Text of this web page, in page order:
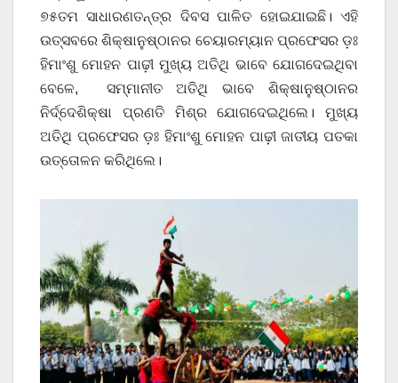
୭୫ତମ ସାଧାରଣତନ୍ତ୍ର ଦିବସ ପାଳିତ ହୋଇଯାଇଛି। ଏହି
ଉତ୍ସବରେ ଶିକ୍ଷାନୁଷ୍ଠାନର ଚେୟାରମ୍ୟାନ ପ୍ରଫେସର ଡ଼ଃ
ହିମାଂଶୁ ମୋହନ ପାଢ଼ୀ ମୁଖ୍ୟ ଅତିଥି ଭାବେ ଯୋଗଦେଇଥିବା
ବେଳେ, ସମ୍ମାନୀତ ଅତିଥି ଭାବେ ଶିକ୍ଷାନୁଷ୍ଠାନର
ନିର୍ଦ୍ଦେଶିକ୍ଷା ପ୍ରଣତି ମିଶ୍ର ଯୋଗଦେଇଥିଲେ। ମୁଖ୍ୟ
ଅତିଥି ପ୍ରଫେସର ଡ଼ଃ ହିମାଂଶୁ ମୋହନ ପାଢ଼ୀ ଜାତୀୟ ପତକା
ଉତ୍ତୋଳନ କରିଥିଲେ।